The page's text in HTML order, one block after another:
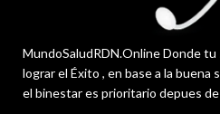
MundoSaludRDN.Online Donde tu
lograr el Éxito , en base a la buena
el binestar es prioritario depues